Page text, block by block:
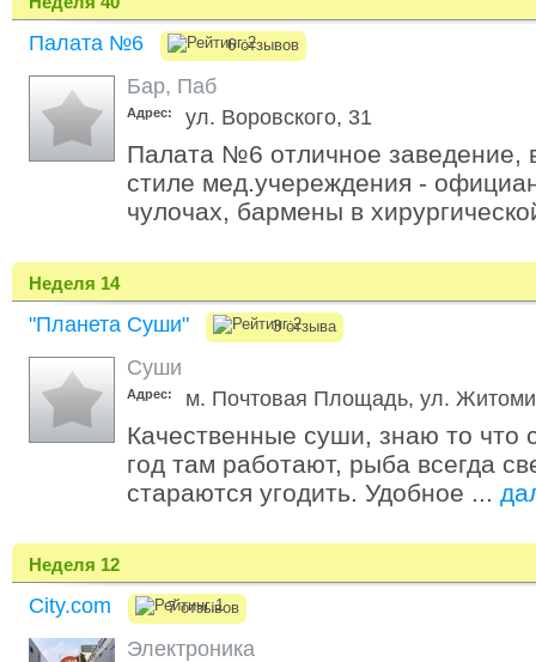
Палата №6 6 отзывов
Бар, Паб
Адрес: ул. Воровского, 31
Палата №6 отличное заведение,
стиле мед.учереждения -
чулочах, бармены в
Неделя 14
"Планета Суши" 3 отзыва
Суши
Адрес: м. Почтовая Площадь, ул.
Качественные суши, знаю то что
год там работают, рыба всегда
стараются угодить. Удобное ...
Неделя 12
City.com 7 отзывов
Электроника